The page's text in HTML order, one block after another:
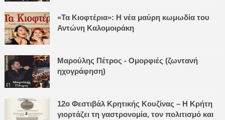
«Τα Κιοφτέρια»: Η νέα μαύρη κωμωδία του
Αντώνη Καλομοιράκη
Μαρούλης Πέτρος - Ομορφιές (ζωντανή
ηχογράφηση)
12ο Φεστιβάλ Κρητικής Κουζίνας – Η Κρήτη
γιορτάζει τη γαστρονομία, τον πολιτισμό και